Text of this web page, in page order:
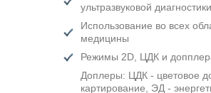
ультразвуковой диагностики
Использование во всех
медицины
Режимы 2D, ЦДК и
Доплеры: ЦДК - цветовое
картирование, ЭД -